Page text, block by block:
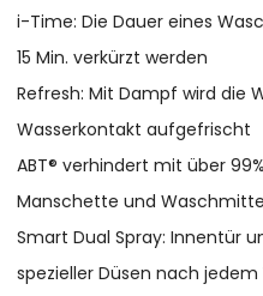
i-Time: Die Dauer eines
15 Min. verkürzt werden
Refresh: Mit Dampf wird die
Wasserkontakt aufgefrischt
ABT® verhindert mit über
Manschette und
Smart Dual Spray: Innentür
spezieller Düsen nach